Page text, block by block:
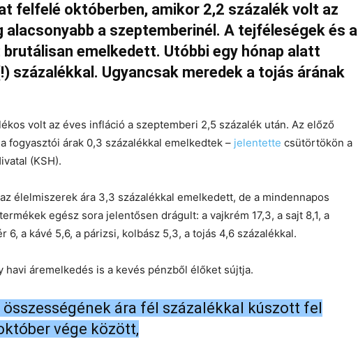
felfelé októberben, amikor 2,2 százalék volt az
alacsonyabb a szeptemberinél. A tejféleségek és a
emelkedett. Utóbbi egy hónap alatt
százalékkal. Ugyancsak meredek a tojás árának
volt az éves infláció a szeptemberi 2,5 százalék után. Az előző
fogyasztói árak 0,3 százalékkal emelkedtek – jelentette csütörtökön a
(KSH).
élelmiszerek ára 3,3 százalékkal emelkedett, de a mindennapos
egész sora jelentősen drágult: a vajkrém 17,3, a sajt 8,1, a
6, a kávé 5,6, a párizsi, kolbász 5,3, a tojás 4,6 százalékkal.
havi áremelkedés is a kevés pénzből élőket sújtja.
ára fél százalékkal kúszott fel
vége között,